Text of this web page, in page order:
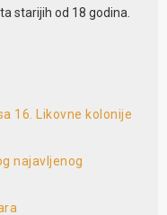
starijih od 18 godina.
16. Likovne kolonije
najavljenog